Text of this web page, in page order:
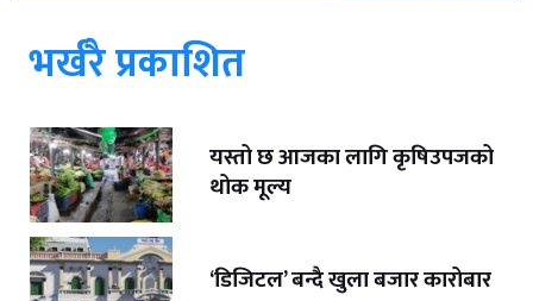
भर्खरै प्रकाशित
यस्तो छ आजका लागि कृषिउपजको
थोक मूल्य
‘डिजिटल’ बन्दै खुला बजार कारोबार